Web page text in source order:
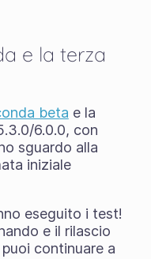
e la terza
beta e la
6.0.0, con
sguardo alla
iniziale
eseguito i test!
e il rilascio
continuare a